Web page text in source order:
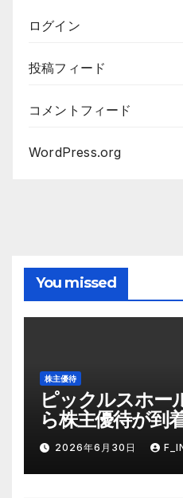
ログイン
投稿フィード
コメントフィード
WordPress.org
You missed
株主優待
ピックルスホー
ら株主優待が到
2026年6月30日